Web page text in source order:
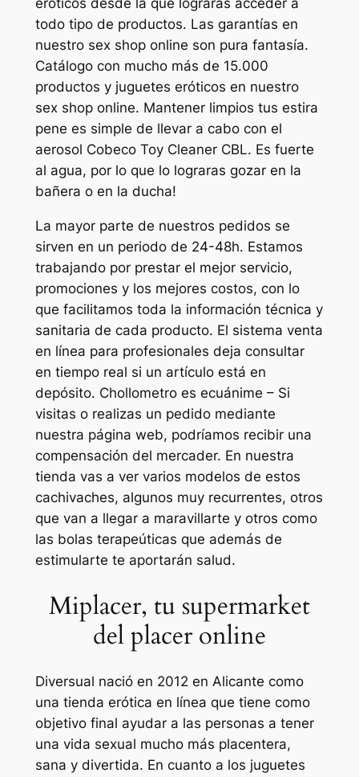
eróticos desde la que lograras acceder a
todo tipo de productos. Las garantías en
nuestro sex shop online son pura fantasía.
Catálogo con mucho más de 15.000
productos y juguetes eróticos en nuestro
sex shop online. Mantener limpios tus estira
pene es simple de llevar a cabo con el
aerosol Cobeco Toy Cleaner CBL. Es fuerte
al agua, por lo que lo lograras gozar en la
bañera o en la ducha!
La mayor parte de nuestros pedidos se
sirven en un periodo de 24-48h. Estamos
trabajando por prestar el mejor servicio,
promociones y los mejores costos, con lo
que facilitamos toda la información técnica y
sanitaria de cada producto. El sistema venta
en línea para profesionales deja consultar
en tiempo real si un artículo está en
depósito. Chollometro es ecuánime – Si
visitas o realizas un pedido mediante
nuestra página web, podríamos recibir una
compensación del mercader. En nuestra
tienda vas a ver varios modelos de estos
cachivaches, algunos muy recurrentes, otros
que van a llegar a maravillarte y otros como
las bolas terapeúticas que además de
estimularte te aportarán salud.
Miplacer, tu supermarket
del placer online
Diversual nació en 2012 en Alicante como
una tienda erótica en línea que tiene como
objetivo final ayudar a las personas a tener
una vida sexual mucho más placentera,
sana y divertida. En cuanto a los juguetes